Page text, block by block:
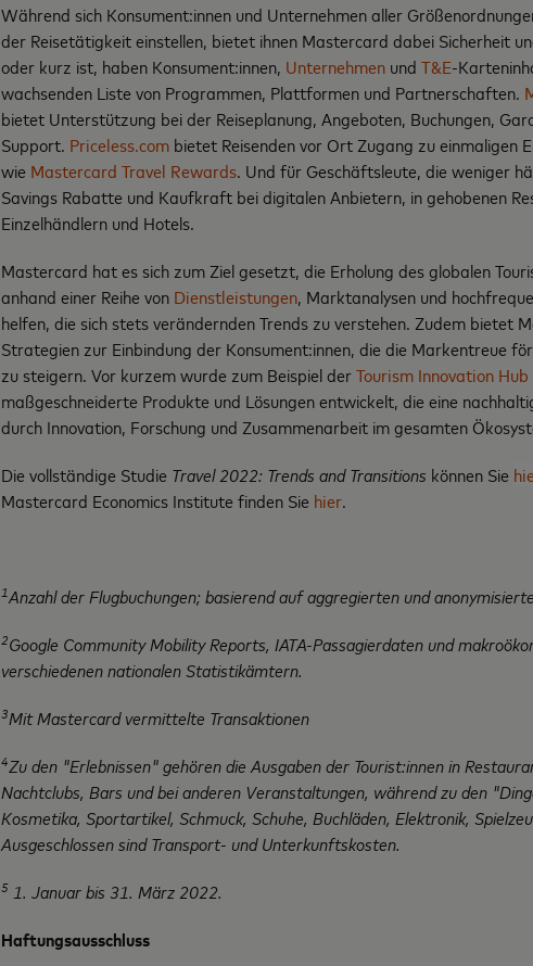
Während sich Konsument:innen und Unternehmen aller
der Reisetätigkeit einstellen, bietet ihnen Mastercard dabei Sicherheit
oder kurz ist, haben Konsument:innen, Unternehmen und T&E-
wachsenden Liste von Programmen, Plattformen und Partnerschaften.
bietet Unterstützung bei der Reiseplanung, Angeboten, Buchungen,
Support. Priceless.com bietet Reisenden vor Ort Zugang zu einmaligen
wie Mastercard Travel Rewards. Und für Geschäftsleute, die weniger
Savings Rabatte und Kaufkraft bei digitalen Anbietern, in gehobenen
Einzelhändlern und Hotels.
Mastercard hat es sich zum Ziel gesetzt, die Erholung des globalen
anhand einer Reihe von Dienstleistungen, Marktanalysen und
helfen, die sich stets verändernden Trends zu verstehen. Zudem bietet
Strategien zur Einbindung der Konsument:innen, die die Markentreue
zu steigern. Vor kurzem wurde zum Beispiel derTourism Innovation
maßgeschneiderte Produkte und Lösungen entwickelt, die eine
durch Innovation, Forschung und Zusammenarbeit im gesamten
Die vollständige Studie Travel 2022: Trends and Transitions können Sie
Mastercard Economics Institute finden Sie hier.
1Anzahl der Flugbuchungen; basierend auf aggregierten und
2Google Community Mobility Reports, IATA-Passagierdaten und
verschiedenen nationalen Statistikämtern.
3Mit Mastercard vermittelte Transaktionen
4Zu den "Erlebnissen" gehören die Ausgaben der Tourist:innen in
Nachtclubs, Bars und bei anderen Veranstaltungen, während zu den
Kosmetika, Sportartikel, Schmuck, Schuhe, Buchläden, Elektronik,
Ausgeschlossen sind Transport- und Unterkunftskosten.
5 1. Januarbis 31. März 2022.
Haftungsausschluss